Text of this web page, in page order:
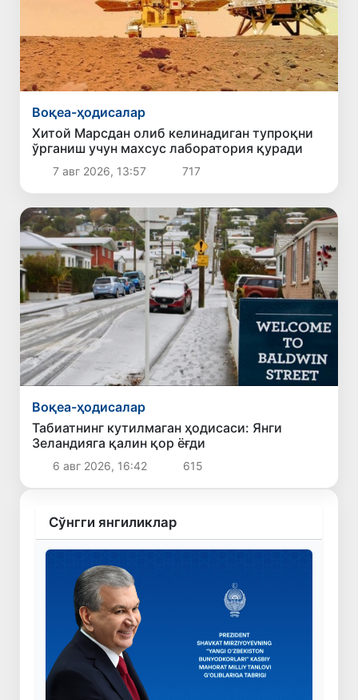
Воқеа-ҳодисалар
Хитой Марсдан олиб келинадиган тупроқни
ўрганиш учун махсус лаборатория қуради
7 авг 2026, 13:57 717
Воқеа-ҳодисалар
Табиатнинг кутилмаган ҳодисаси: Янги
Зеландияга қалин қор ёғди
6 авг 2026, 16:42 615
Сўнгги янгиликлар